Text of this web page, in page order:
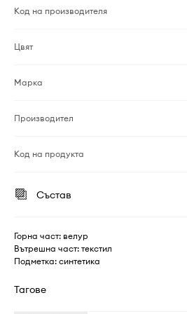
Код на производителя
Цвят
Марка
Производител
Код на продукта
Състав
Горна част: велур
Вътрешна част: текстил
Подметка: синтетика
Тагове